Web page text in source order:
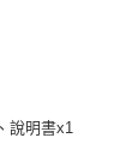
說明書x1